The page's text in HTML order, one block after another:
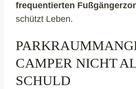
frequentierten
schützt Leben.
CAMPER NICHT
SCHULD